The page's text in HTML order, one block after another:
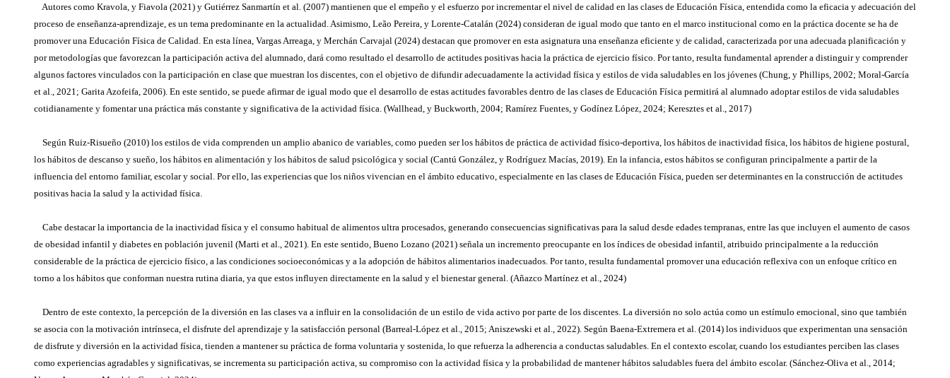
Autores como Kravola, y Fiavola (2021) y Gutiérrez Sanmartín et al. (2007) mantienen que el empeño y el esfuerzo por incrementar el nivel de calidad en las clases de Educación Física, entendida como la eficacia y adecuación del
proceso de enseñanza-aprendizaje, es un tema predominante en la actualidad. Asimismo, Leão Pereira, y Lorente-Catalán (2024) consideran de igual modo que tanto en el marco institucional como en la práctica docente se ha de
promover una Educación Física de Calidad. En esta línea, Vargas Arreaga, y Merchán Carvajal (2024) destacan que promover en esta asignatura una enseñanza eficiente y de calidad, caracterizada por una adecuada planificación y
por metodologías que favorezcan la participación activa del alumnado, dará como resultado el desarrollo de actitudes positivas hacia la práctica de ejercicio físico. Por tanto, resulta fundamental aprender a distinguir y comprender
algunos factores vinculados con la participación en clase que muestran los discentes, con el objetivo de difundir adecuadamente la actividad física y estilos de vida saludables en los jóvenes (Chung, y Phillips, 2002; Moral-García
et al., 2021; Garita Azofeifa, 2006). En este sentido, se puede afirmar de igual modo que el desarrollo de estas actitudes favorables dentro de las clases de Educación Física permitirá al alumnado adoptar estilos de vida saludables
cotidianamente y fomentar una práctica más constante y significativa de la actividad física. (Wallhead, y Buckworth, 2004; Ramírez Fuentes, y Godínez López, 2024; Keresztes et al., 2017)
Según Ruiz-Risueño (2010) los estilos de vida comprenden un amplio abanico de variables, como pueden ser los hábitos de práctica de actividad físico-deportiva, los hábitos de inactividad física, los hábitos de higiene postural,
los hábitos de descanso y sueño, los hábitos en alimentación y los hábitos de salud psicológica y social (Cantú González, y Rodríguez Macías, 2019). En la infancia, estos hábitos se configuran principalmente a partir de la
influencia del entorno familiar, escolar y social. Por ello, las experiencias que los niños vivencian en el ámbito educativo, especialmente en las clases de Educación Física, pueden ser determinantes en la construcción de actitudes
positivas hacia la salud y la actividad física.
Cabe destacar la importancia de la inactividad física y el consumo habitual de alimentos ultra procesados, generando consecuencias significativas para la salud desde edades tempranas, entre las que incluyen el aumento de casos
de obesidad infantil y diabetes en población juvenil (Marti et al., 2021). En este sentido, Bueno Lozano (2021) señala un incremento preocupante en los índices de obesidad infantil, atribuido principalmente a la reducción
considerable de la práctica de ejercicio físico, a las condiciones socioeconómicas y a la adopción de hábitos alimentarios inadecuados. Por tanto, resulta fundamental promover una educación reflexiva con un enfoque crítico en
torno a los hábitos que conforman nuestra rutina diaria, ya que estos influyen directamente en la salud y el bienestar general. (Añazco Martínez et al., 2024)
Dentro de este contexto, la percepción de la diversión en las clases va a influir en la consolidación de un estilo de vida activo por parte de los discentes. La diversión no solo actúa como un estímulo emocional, sino que también
se asocia con la motivación intrínseca, el disfrute del aprendizaje y la satisfacción personal (Barreal-López et al., 2015; Aniszewski et al., 2022). Según Baena-Extremera et al. (2014) los individuos que experimentan una sensación
de disfrute y diversión en la actividad física, tienden a mantener su práctica de forma voluntaria y sostenida, lo que refuerza la adherencia a conductas saludables. En el contexto escolar, cuando los estudiantes perciben las clases
como experiencias agradables y significativas, se incrementa su participación activa, su compromiso con la actividad física y la probabilidad de mantener hábitos saludables fuera del ámbito escolar. (Sánchez-Oliva et al., 2014;